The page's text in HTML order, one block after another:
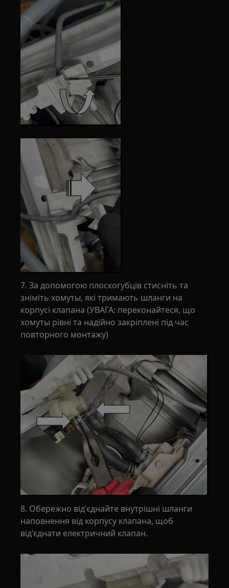
7. За допомогою плоскогубців стисніть та
зніміть хомуты, які тримають шланги на
корпусі клапана (УВАГА: переконайтеся, що
хомуты рівні та надійно закріплені під час
повторного монтажу)
8. Обережно від'єднайте внутрішні шланги
наповнення від корпусу клапана, щоб
від'єднати електричний клапан.